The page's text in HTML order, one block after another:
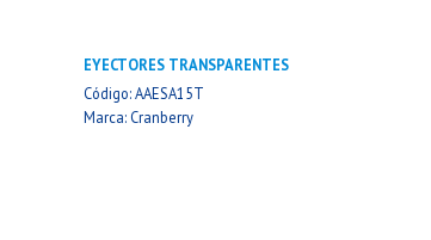
EYECTORES TRANSPARENTES
Código: AAESA15T
Marca: Cranberry